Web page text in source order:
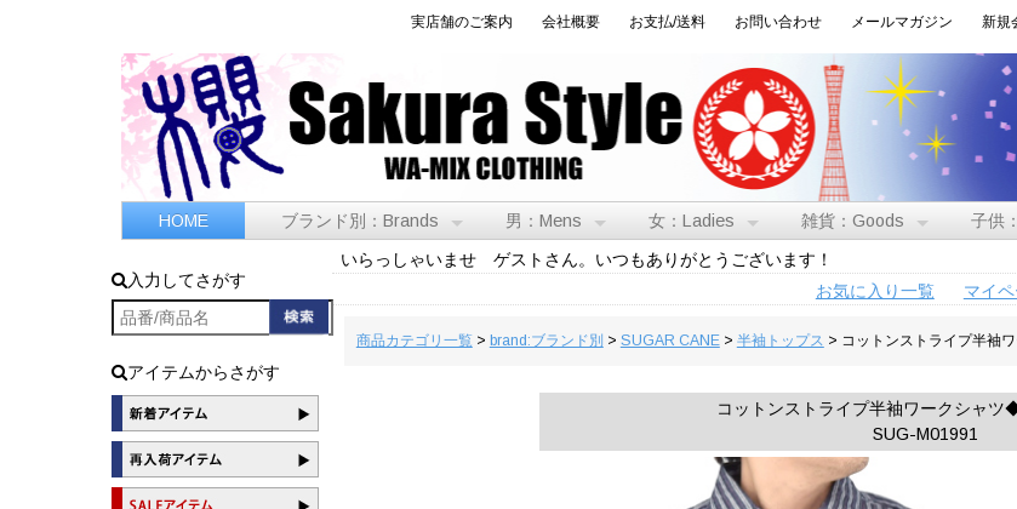
実店舗のご案内 会社概要 お支払/送料 お問い合わせ メールマガジン 新規
HOME ブランド別：Brands 男：Mens 女：Ladies 雑貨：Goods 子供
入力してさがす
アイテムからさがす
いらっしゃいませ ゲストさん。いつもありがとうございます！
お気に入り一覧
マイ
商品カテゴリ一覧> brand:ブランド別 > SUGAR CANE> 半袖トップス > コットンストライプ半袖
コットンストライプ半袖ワークシャツ
SUG-M01991